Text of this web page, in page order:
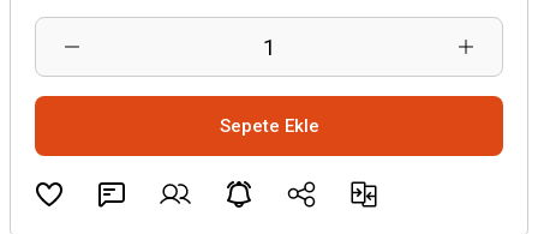
Sepete Ekle